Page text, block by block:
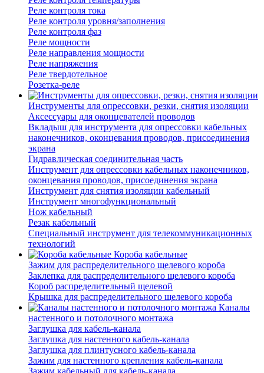
Реле контроля тока
Реле контроля уровня/заполнения
Реле контроля фаз
Реле мощности
Реле направления мощности
Реле напряжения
Реле твердотельное
Розетка-реле
Инструменты для опрессовки, резки, снятия изоляции
Аксессуары для оконцевателей проводов
Вкладыш для инструмента для опрессовки кабельных
наконечников, оконцевания проводов, присоединения
экрана
Гидравлическая соединительная часть
Инструмент для опрессовки кабельных наконечников,
оконцевания проводов, присоединения экрана
Инструмент для снятия изоляции кабельный
Инструмент многофункциональный
Нож кабельный
Резак кабельный
Специальный инструмент для телекоммуникационных
технологий
Короба кабельные
Зажим для распределительного щелевого короба
Заклепка для распределительного щелевого короба
Короб распределительный щелевой
Крышка для распределительного щелевого короба
Каналы
настенного и потолочного монтажа
Заглушка для кабель-канала
Заглушка для настенного кабель-канала
Заглушка для плинтусного кабель-канала
Зажим для настенного крепления кабель-канала
Зажим кабельный для кабель-канала